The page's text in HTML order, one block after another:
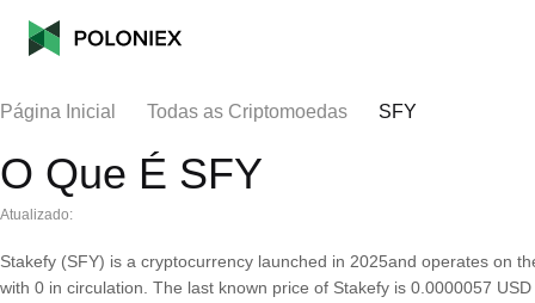
Página Inicial Todas as Criptomoedas SFY
O Que É SFY
Atualizado:
Stakefy (SFY) is a cryptocurrency launched in 2025and operates on
with 0 in circulation. The last known price of Stakefy is 0.0000057